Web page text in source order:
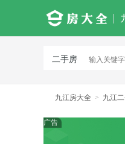
二手房
九江房大全 > 九江
广告